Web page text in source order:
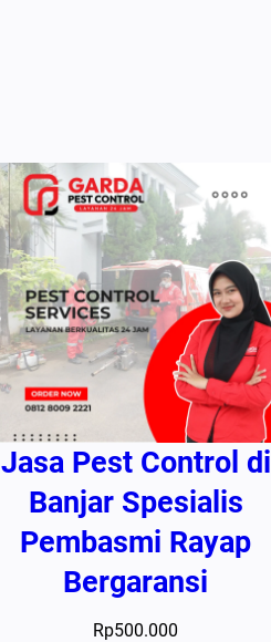
Jasa Pest Control di
Banjar Spesialis
Pembasmi Rayap
Bergaransi
Rp500.000